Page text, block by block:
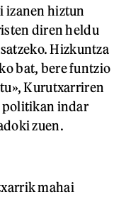
izanen hiztun
diren heldu
Hizkuntza
bat, bere funtzio
Kurutxarriren
politikan indar
zuen.
mahai